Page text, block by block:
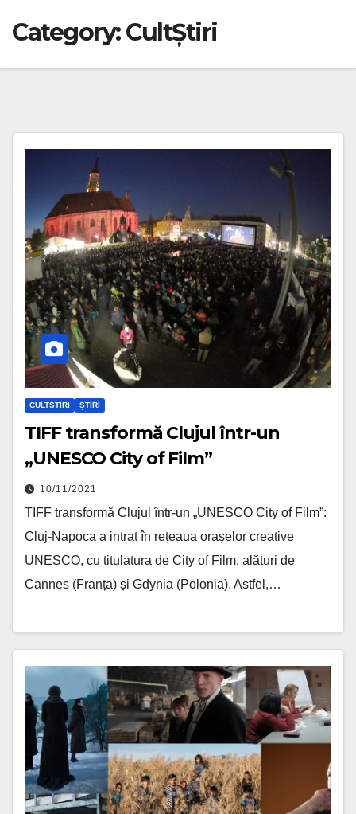
Category:CultȘtiri
CULTȘTIRI ȘTIRI
TIFF transformă Clujul într-un
„UNESCO City of Film”
10/11/2021
TIFF transformă Clujul într-un „UNESCO City of Film”:
Cluj-Napoca a intrat în rețeaua orașelor creative
UNESCO, cu titulatura de City of Film, alături de
Cannes (Franța) și Gdynia (Polonia). Astfel,…